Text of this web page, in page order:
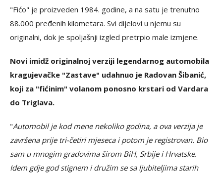
"Fićo" je proizveden 1984. godine, a na satu je trenutno
88.000 pređenih kilometara. Svi dijelovi u njemu su
originalni, dok je spoljašnji izgled pretrpio male izmjene.
Novi imidž originalnoj verziji legendarnog automobila
kragujevačke "Zastave" udahnuo je Radovan Šibanić,
koji za "fićinim" volanom ponosno krstari od Vardara
do Triglava.
"Automobil je kod mene nekoliko godina, a ova verzija je
završena prije tri-četiri mjeseca i potom je registrovan. Bio
sam u mnogim gradovima širom BiH, Srbije i Hrvatske.
Idem gdje god stignem i družim se sa ljubiteljima starih